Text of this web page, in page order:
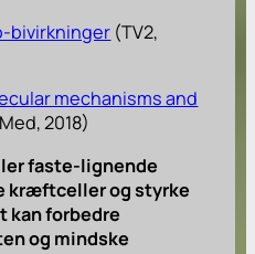
bivirkninger (TV2,
mechanisms and
2018)
faste-lignende
kræftceller og styrke
kan forbedre
og mindske